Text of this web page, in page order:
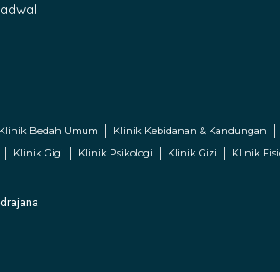
Klinik Bedah Umum Klinik Kebidanan & Kandungan
Klinik Gigi Klinik Psikologi Klinik Gizi Klinik